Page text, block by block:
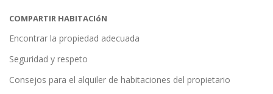
COMPARTIR HABITACIóN
Encontrar la propiedad adecuada
Seguridad y respeto
Consejos para el alquiler de habitaciones del propietario